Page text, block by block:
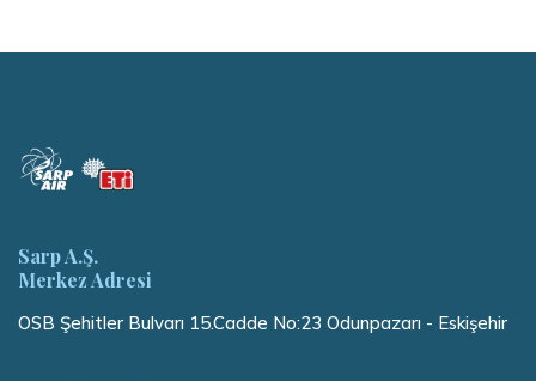
Sarp A.Ş.
Merkez Adresi
OSB Şehitler Bulvarı 15.Cadde No:23 Odunpazarı - Eskişehir